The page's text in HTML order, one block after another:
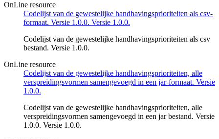
OnLine resource
Codelijst van de gewestelijke handhavingsprioriteiten als csv-
formaat. Versie 1.0.0. Versie 1.0.0.
Codelijst van de gewestelijke handhavingsprioriteiten als csv
bestand. Versie 1.0.0.
OnLine resource
Codelijst van de gewestelijke handhavingsprioriteiten, alle
verspreidingsvormen samengevoegd in een jar-formaat. Versie
1.0.0.
Codelijst van de gewestelijke handhavingsprioriteiten, alle
verspreidingsvormen samengevoegd in een jar bestand. Versie
1.0.0. Versie 1.0.0.